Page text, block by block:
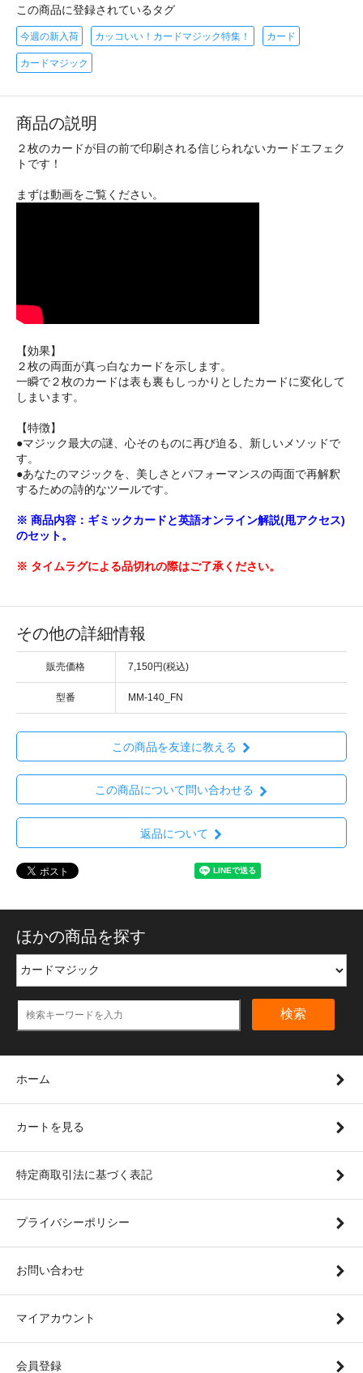
この商品に登録されているタグ
今週の新入荷 カッコいい！カードマジック特集！ カード
カードマジック
商品の説明
２枚のカードが目の前で印刷される信じられないカードエフェク
トです！
まずは動画をご覧ください。
【効果】
２枚の両面が真っ白なカードを示します。
一瞬で２枚のカードは表も裏もしっかりとしたカードに変化して
しまいます。
【特徴】
●マジック最大の謎、心そのものに再び迫る、新しいメソッドで
す。
●あなたのマジックを、美しさとパフォーマンスの両面で再解釈
するための詩的なツールです。
※ 商品内容：ギミックカードと英語オンライン解説(甩アクセス)
のセット。
※ タイムラグによる品切れの際はご了承ください。
その他の詳細情報
販売価格 7,150円(税込)
型番 MM-140_FN
この商品を友達に教える
この商品について問い合わせる
返品について
ほかの商品を探す
検索
ホーム
カートを見る
特定商取引法に基づく表記
プライバシーポリシー
お問い合わせ
マイアカウント
会員登録